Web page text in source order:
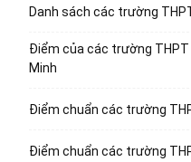
Danh sách các trường
Điểm của các trường THPT
Minh
Điểm chuẩn các trường
Điểm chuẩn các trường